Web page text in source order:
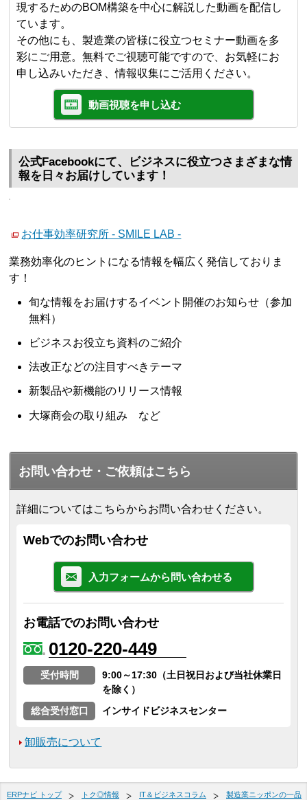
現するためのBOM構築を中心に解説した動画を配信し
ています。
その他にも、製造業の皆様に役立つセミナー動画を多
彩にご用意。無料でご視聴可能ですので、お気軽にお
申し込みいただき、情報収集にご活用ください。
動画視聴を申し込む
公式Facebookにて、ビジネスに役立つさまざまな情
報を日々お届けしています！
お仕事効率研究所 - SMILE LAB -
業務効率化のヒントになる情報を幅広く発信しておりま
す！
旬な情報をお届けするイベント開催のお知らせ（参加
無料）
ビジネスお役立ち資料のご紹介
法改正などの注目すべきテーマ
新製品や新機能のリリース情報
大塚商会の取り組み など
お問い合わせ・ご依頼はこちら
詳細についてはこちらからお問い合わせください。
Webでのお問い合わせ
入力フォームから問い合わせる
お電話でのお問い合わせ
0120-220-449
受付時間
9:00～17:30（土日祝日および当社休業日
を除く）
総合受付窓口
インサイドビジネスセンター
卸販売について
ERPナビ トップ トク◎情報 IT＆ビジネスコラム
製造業ニッポンの一品